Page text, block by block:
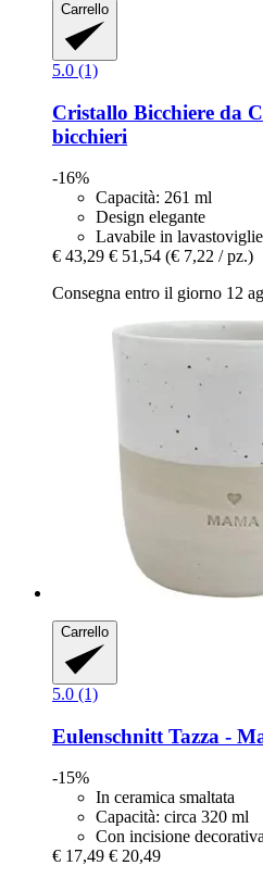
Carrello
5.0 (1)
Cristallo Bicchiere da
bicchieri
-16%
Capacità: 261 ml
Design elegante
Lavabile in lavastoviglie
€ 43,29 € 51,54 (€ 7,22 / pz.)
Consegna entro il giorno 12
Carrello
5.0 (1)
Eulenschnitt Tazza -​
-15%
In ceramica smaltata
Capacità: circa 320 ml
Con incisione decorativa
€ 17,49 € 20,49